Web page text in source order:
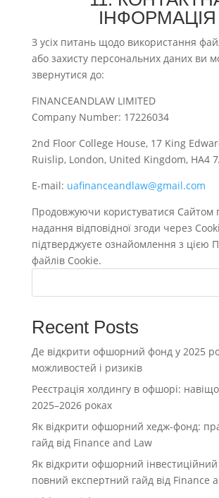
ІНФОРМАЦІЯ
З усіх питань щодо використання
або захисту персональних даних ви
звернутися до:
FINANCEANDLAW LIMITED
Company Number: 17226034
2nd Floor College House, 17 King
Ruislip, London, United Kingdom, HA4
E-mail: uafinanceandlaw@gmail.com
Продовжуючи користуватися Сайтом
надання відповідної згоди через
підтверджуєте ознайомлення з цією
файлів Cookie.
Recent Posts
Де відкрити офшорний фонд у 2025
можливостей і ризиків
Реєстрація холдингу в офшорі:
2025–2026 роках
Як відкрити офшорний хедж-фонд:
гайд від Finance and Law
Як відкрити офшорний
повний експертний гайд від Finance